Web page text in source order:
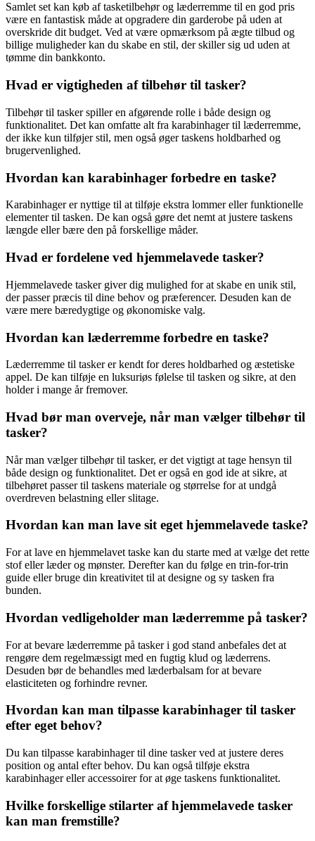
Samlet set kan køb af tasketilbehør og læderremme til en god pris
være en fantastisk måde at opgradere din garderobe på uden at
overskride dit budget. Ved at være opmærksom på ægte tilbud og
billige muligheder kan du skabe en stil, der skiller sig ud uden at
tømme din bankkonto.
Hvad er vigtigheden af tilbehør til tasker?
Tilbehør til tasker spiller en afgørende rolle i både design og
funktionalitet. Det kan omfatte alt fra karabinhager til læderremme,
der ikke kun tilføjer stil, men også øger taskens holdbarhed og
brugervenlighed.
Hvordan kan karabinhager forbedre en taske?
Karabinhager er nyttige til at tilføje ekstra lommer eller funktionelle
elementer til tasken. De kan også gøre det nemt at justere taskens
længde eller bære den på forskellige måder.
Hvad er fordelene ved hjemmelavede tasker?
Hjemmelavede tasker giver dig mulighed for at skabe en unik stil,
der passer præcis til dine behov og præferencer. Desuden kan de
være mere bæredygtige og økonomiske valg.
Hvordan kan læderremme forbedre en taske?
Læderremme til tasker er kendt for deres holdbarhed og æstetiske
appel. De kan tilføje en luksuriøs følelse til tasken og sikre, at den
holder i mange år fremover.
Hvad bør man overveje, når man vælger tilbehør til
tasker?
Når man vælger tilbehør til tasker, er det vigtigt at tage hensyn til
både design og funktionalitet. Det er også en god ide at sikre, at
tilbehøret passer til taskens materiale og størrelse for at undgå
overdreven belastning eller slitage.
Hvordan kan man lave sit eget hjemmelavede taske?
For at lave en hjemmelavet taske kan du starte med at vælge det rette
stof eller læder og mønster. Derefter kan du følge en trin-for-trin
guide eller bruge din kreativitet til at designe og sy tasken fra
bunden.
Hvordan vedligeholder man læderremme på tasker?
For at bevare læderremme på tasker i god stand anbefales det at
rengøre dem regelmæssigt med en fugtig klud og læderrens.
Desuden bør de behandles med læderbalsam for at bevare
elasticiteten og forhindre revner.
Hvordan kan man tilpasse karabinhager til tasker
efter eget behov?
Du kan tilpasse karabinhager til dine tasker ved at justere deres
position og antal efter behov. Du kan også tilføje ekstra
karabinhager eller accessoirer for at øge taskens funktionalitet.
Hvilke forskellige stilarter af hjemmelavede tasker
kan man fremstille?